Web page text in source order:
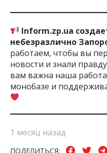
Inform.zp.ua
небезразлично
работаем, чтобы вы
новости и знали
вам важна наша
монобазе и
1 месяц назад
ПОДЕЛИТЬСЯ: